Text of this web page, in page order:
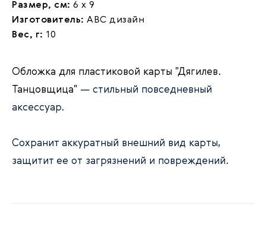
Размер, см: 6 х 9
Изготовитель: АВС дизайн
Вес, г: 10
Обложка для пластиковой карты "Дягилев.
Танцовщица" — стильный повседневный
аксессуар.
Сохранит аккуратный внешний вид карты,
защитит ее от загрязнений и повреждений.